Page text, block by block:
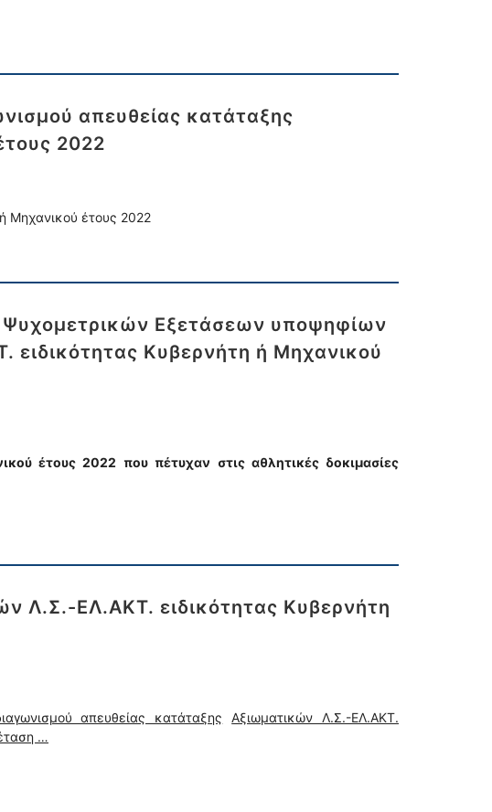
απευθείας κατάταξης
2022
Μηχανικού έτους 2022
Ψυχομετρικών Εξετάσεων υποψηφίων
Κυβερνήτη ή Μηχανικού
έτους 2022 που πέτυχαν στις αθλητικές δοκιμασίες
Λ.Σ.-ΕΛ.ΑΚΤ. ειδικότητας Κυβερνήτη
απευθείας κατάταξης
Αξιωματικών Λ.Σ.-ΕΛ.ΑΚΤ.
…